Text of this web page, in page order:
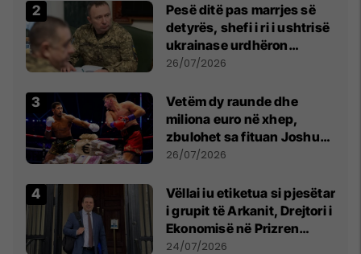
Pesë ditë pas marrjes së
detyrës, shefi i ri i ushtrisë
ukrainase urdhëron
kontroll të madh
26/07/2026
Vetëm dy raunde dhe
miliona euro në xhep,
zbulohet sa fituan Joshua
e Prenga
26/07/2026
Vëllai iu etiketua si pjesëtar
i grupit të Arkanit, Drejtori i
Ekonomisë në Prizren
mohon pretendimet
24/07/2026